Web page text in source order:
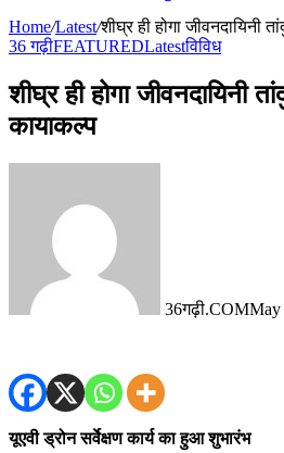
Home/Latest/शीघ्र ही होगा जीवनदायिनी
36 गढ़ीFEATUREDLatestविविध
शीघ्र ही होगा जीवनदायिनी
कायाकल्प
36गढ़ी.COMMay
यूएवी ड्रोन सर्वेक्षण कार्य का हुआ शुभारंभ